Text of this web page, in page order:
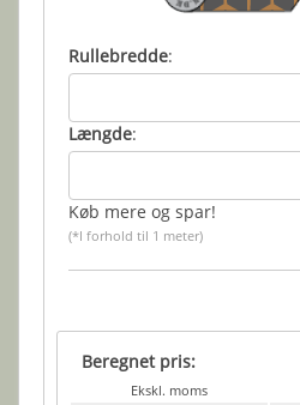
Rullebredde:
Længde:
Køb mere og spar!
(*I forhold til 1 meter)
Beregnet pris:
Ekskl. moms